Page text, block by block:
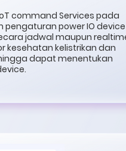
command Services pada
pengaturan power IO device
jadwal maupun
kesehatan kelistrikan dan
dapat menentukan